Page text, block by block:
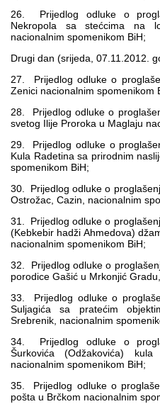
26. Prijedlog odluke o
Nekropola sa stećcima na
nacionalnim spomenikom BiH;
Drugi dan (srijeda, 07.11.2012.
27. Prijedlog odluke o
Zenici nacionalnim spomenikom
28. Prijedlog odluke o
svetog Ilije Proroka u Maglaju
29. Prijedlog odluke o
Kula Radetina sa prirodnim
spomenikom BiH;
30. Prijedlog odluke o
Ostrožac, Cazin, nacionalnim
31. Prijedlog odluke o
(Kebkebir hadži Ahmedova)
nacionalnim spomenikom BiH;
32. Prijedlog odluke o
porodice Gašić u Mrkonjić
33. Prijedlog odluke o
Suljagića sa pratećim
Srebrenik, nacionalnim
34. Prijedlog odluke o
Šurkovića (Odžakovića)
nacionalnim spomenikom BiH;
35. Prijedlog odluke o
pošta u Brčkom nacionalnim